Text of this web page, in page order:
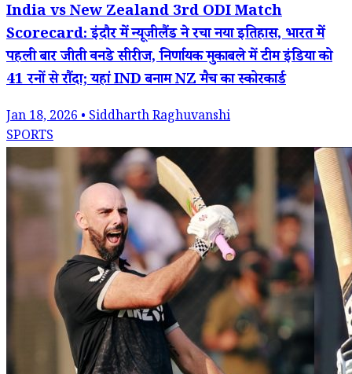
India vs New Zealand 3rd ODI Match
Scorecard: इंदौर में न्यूजीलैंड ने रचा नया इतिहास, भारत में
पहली बार जीती वनडे सीरीज, निर्णायक मुकाबले में टीम इंडिया को
41 रनों से रौंदा; यहां IND बनाम NZ मैच का स्कोरकार्ड
Jan 18, 2026 • Siddharth Raghuvanshi
SPORTS